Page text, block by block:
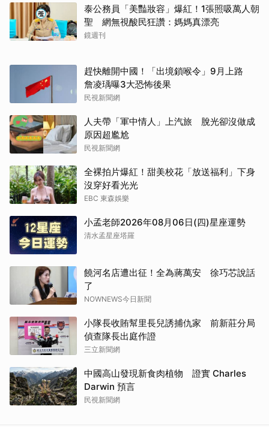
泰公務員「美豔妝容」爆紅！1張照吸萬人朝
聖 網無視酸民狂讚：媽媽真漂亮
鏡週刊
趕快離開中國！「出境鎖喉令」9月上路
詹凌瑀曝3大恐怖後果
民視新聞網
人夫帶「軍中情人」上汽旅 脫光卻沒做成
原因超尷尬
民視新聞網
全裸拍片爆紅！甜美校花「放送福利」下身
沒穿好看光光
EBC 東森娛樂
小孟老師2026年08月06日(四)星座運勢
清水孟星座塔羅
饒河名店遭出征！全為蔣萬安 徐巧芯說話
了
NOWNEWS今日新聞
小隊長收賄幫里長兒誘捕仇家 前新莊分局
偵查隊長出庭作證
三立新聞網
中國高山發現新食肉植物 證實 Charles
Darwin 預言
民視新聞網